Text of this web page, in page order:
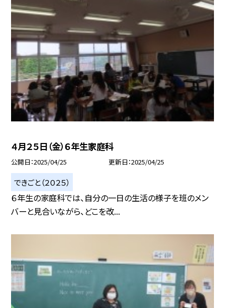
４月２５日（金）６年生家庭科
公開日 2025/04/25 更新日 2025/04/25
できごと（２０２５）
６年生の家庭科では、自分の一日の生活の様子を班のメン
バーと見合いながら、どこを改...